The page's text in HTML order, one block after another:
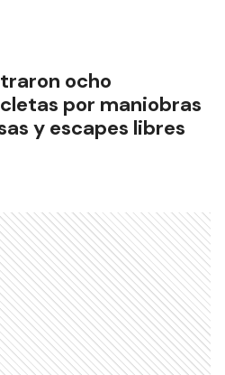
ocho
por maniobras
y escapes libres